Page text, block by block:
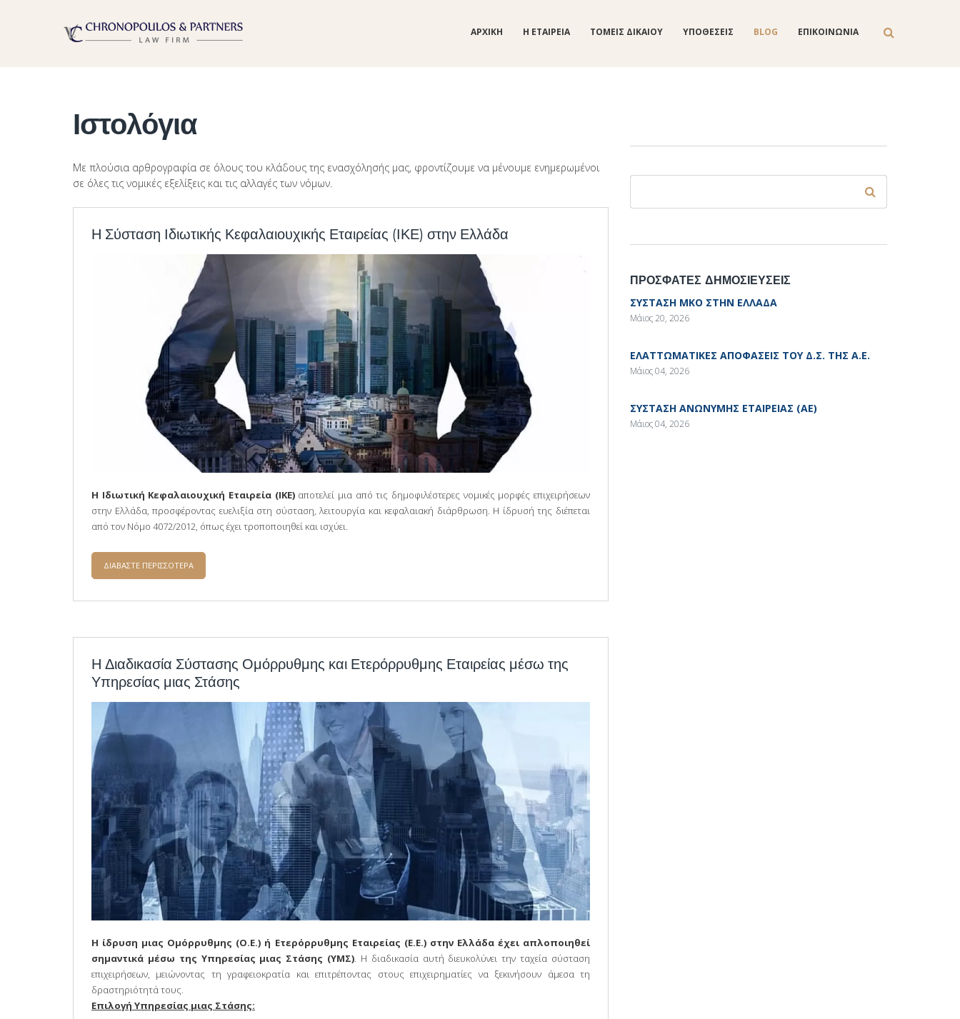
ΑΡΧΙΚΗ Η ΕΤΑΙΡΕΙΑ ΤΟΜΕΙΣ ΔΙΚΑΙΟΥ ΥΠΟΘΕΣΕΙΣ BLOG ΕΠΙΚΟΙΝΩΝΙΑ
Ιστολόγια
Με πλούσια αρθρογραφία σε όλους του κλάδους της ενασχόλησής μας, φροντίζουμε να μένουμε ενημερωμένοι
σε όλες τις νομικές εξελίξεις και τις αλλαγές των νόμων.
Η Σύσταση Ιδιωτικής Κεφαλαιουχικής Εταιρείας (ΙΚΕ) στην Ελλάδα
Η Ιδιωτική Κεφαλαιουχική Εταιρεία (ΙΚΕ)αποτελεί μια από τις δημοφιλέστερες νομικές μορφές επιχειρήσεων
στην Ελλάδα, προσφέροντας ευελιξία στη σύσταση, λειτουργία και κεφαλαιακή διάρθρωση. Η ίδρυσή της διέπεται
από τον Νόμο 4072/2012, όπως έχει τροποποιηθεί και ισχύει.
ΔΙΑΒΑΣΤΕ ΠΕΡΙΣΣΟΤΕΡΑ
Η Διαδικασία Σύστασης Ομόρρυθμης και Ετερόρρυθμης Εταιρείας μέσω της
Υπηρεσίας μιας Στάσης
Η ίδρυση μιας Ομόρρυθμης (Ο.Ε.) ή Ετερόρρυθμης Εταιρείας (Ε.Ε.) στην Ελλάδα έχει απλοποιηθεί
σημαντικά μέσω της Υπηρεσίας μιας Στάσης (ΥΜΣ). Η διαδικασία αυτή διευκολύνει την ταχεία σύσταση
επιχειρήσεων, μειώνοντας τη γραφειοκρατία και επιτρέποντας στους επιχειρηματίες να ξεκινήσουν άμεσα τη
δραστηριότητά τους.
Επιλογή Υπηρεσίας μιας Στάσης:
ΠΡΟΣΦΑΤΕΣ ΔΗΜΟΣΙΕΥΣΕΙΣ
ΣΥΣΤΑΣΗ ΜΚΟ ΣΤΗΝ ΕΛΛΑΔΑ
Μάιος 20, 2026
ΕΛΑΤΤΩΜΑΤΙΚΕΣ ΑΠΟΦΑΣΕΙΣ ΤΟΥ Δ.Σ. ΤΗΣ Α.Ε.
Μάιος 04, 2026
ΣΥΣΤΑΣΗ ΑΝΩΝΥΜΗΣ ΕΤΑΙΡΕΙΑΣ (ΑΕ)
Μάιος 04, 2026